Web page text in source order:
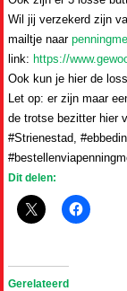
Wil jij verzekerd zijn
mailtje naar
link:https://
Ook kun je hier de
Let op: er zijn maar
de trotse bezitter hier
#Strienestad,
Dit delen:
Gerelateerd